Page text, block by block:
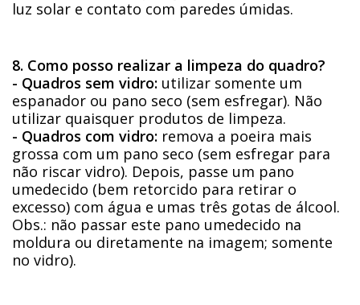
luz solar e contato com paredes úmidas.
8. Como posso realizar a limpeza do quadro?
- Quadros sem vidro: utilizar somente um
espanador ou pano seco (sem esfregar). Não
utilizar quaisquer produtos de limpeza.
- Quadros com vidro: remova a poeira mais
grossa com um pano seco (sem esfregar para
não riscar vidro). Depois, passe um pano
umedecido (bem retorcido para retirar o
excesso) com água e umas três gotas de álcool.
Obs.: não passar este pano umedecido na
moldura ou diretamente na imagem; somente
no vidro).